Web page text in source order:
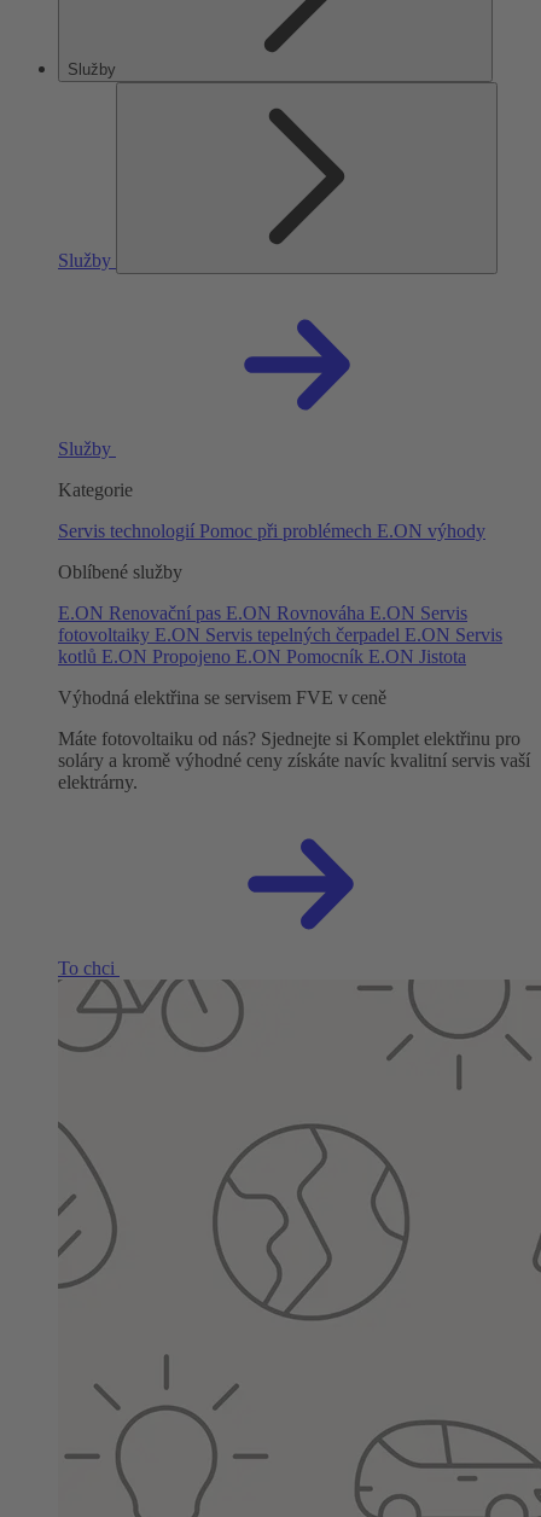
Služby
Služby
Služby
Kategorie
Servis technologií Pomoc při problémech E.ON výhody
Oblíbené služby
E.ON Renovační pas E.ON Rovnováha E.ON Servis
fotovoltaiky E.ON Servis tepelných čerpadel E.ON Servis
kotlů E.ON Propojeno E.ON Pomocník E.ON Jistota
Výhodná elektřina se servisem FVE v ceně
Máte fotovoltaiku od nás? Sjednejte si Komplet elektřinu pro
soláry a kromě výhodné ceny získáte navíc kvalitní servis vaší
elektrárny.
To chci